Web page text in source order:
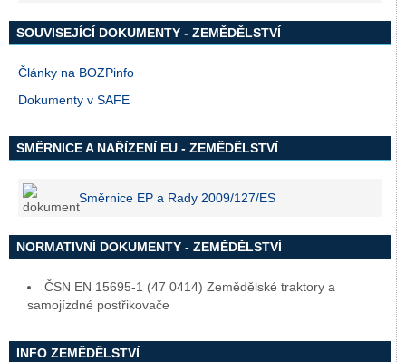
SOUVISEJÍCÍ DOKUMENTY - ZEMĚDĚLSTVÍ
Články na BOZPinfo
Dokumenty v SAFE
SMĚRNICE A NAŘÍZENÍ EU - ZEMĚDĚLSTVÍ
Směrnice EP a Rady 2009/127/ES
NORMATIVNÍ DOKUMENTY - ZEMĚDĚLSTVÍ
ČSN EN 15695-1 (47 0414) Zemědělské traktory a
samojízdné postřikovače
INFO ZEMĚDĚLSTVÍ